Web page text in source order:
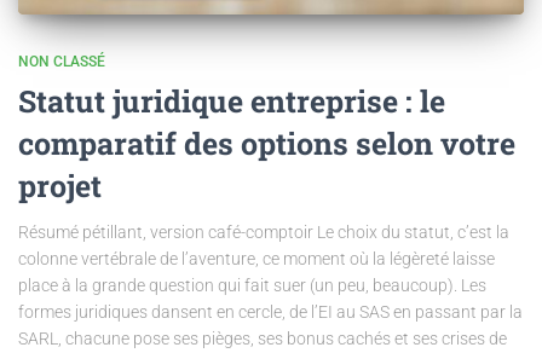
NON CLASSÉ
Statut juridique entreprise : le
comparatif des options selon votre
projet
Résumé pétillant, version café-comptoir Le choix du statut, c’est la
colonne vertébrale de l’aventure, ce moment où la légèreté laisse
place à la grande question qui fait suer (un peu, beaucoup). Les
formes juridiques dansent en cercle, de l’EI au SAS en passant par la
SARL, chacune pose ses pièges, ses bonus cachés et ses crises de